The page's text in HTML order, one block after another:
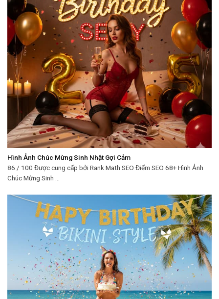
Hình Ảnh Chúc Mừng Sinh Nhật Gợi Cảm
86 / 100 Được cung cấp bởi Rank Math SEO Điểm SEO 68+ Hình Ảnh
Chúc Mừng Sinh ...